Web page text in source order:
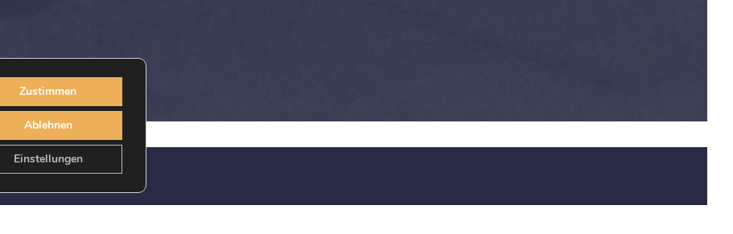
Zustimmen
Ablehnen
Einstellungen